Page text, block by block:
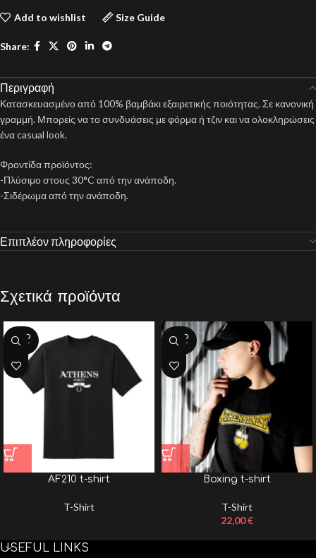
Add to wishlist Size Guide
Share:
Περιγραφή
Κατασκευασμένο από 100% βαμβάκι εξαιρετικής ποιότητας. Σε κανονική
γραμμή. Μπορείς να το συνδυάσεις με φόρμα ή τζιν και να ολοκληρώσεις
ένα casual look.
Φροντίδα προϊόντος:
-Πλύσιμο στους 30°C από την ανάποδη.
-Σιδέρωμα από την ανάποδη.
Επιπλέον πληροφορίες
Σχετικά προϊόντα
SOLD
OUT
AF210 t-shirt
T-Shirt
SOLD
OUT
Boxing t-shirt
T-Shirt
22,00€
USEFUL LINKS